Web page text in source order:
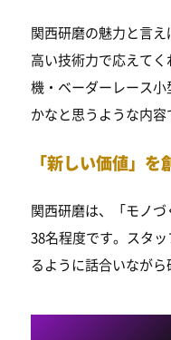
関西研磨の魅力と言
高い技術力で応えて
機・ベーダーレース
かなと思うような内容
「新しい価値」
関西研磨は、「モノ
38名程度です。スタ
るように話合いながら